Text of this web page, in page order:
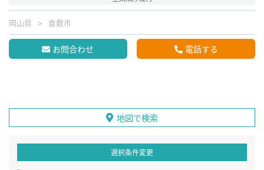
岡山県 倉敷市
お問合わせ 電話する
地図で検索
選択条件変更